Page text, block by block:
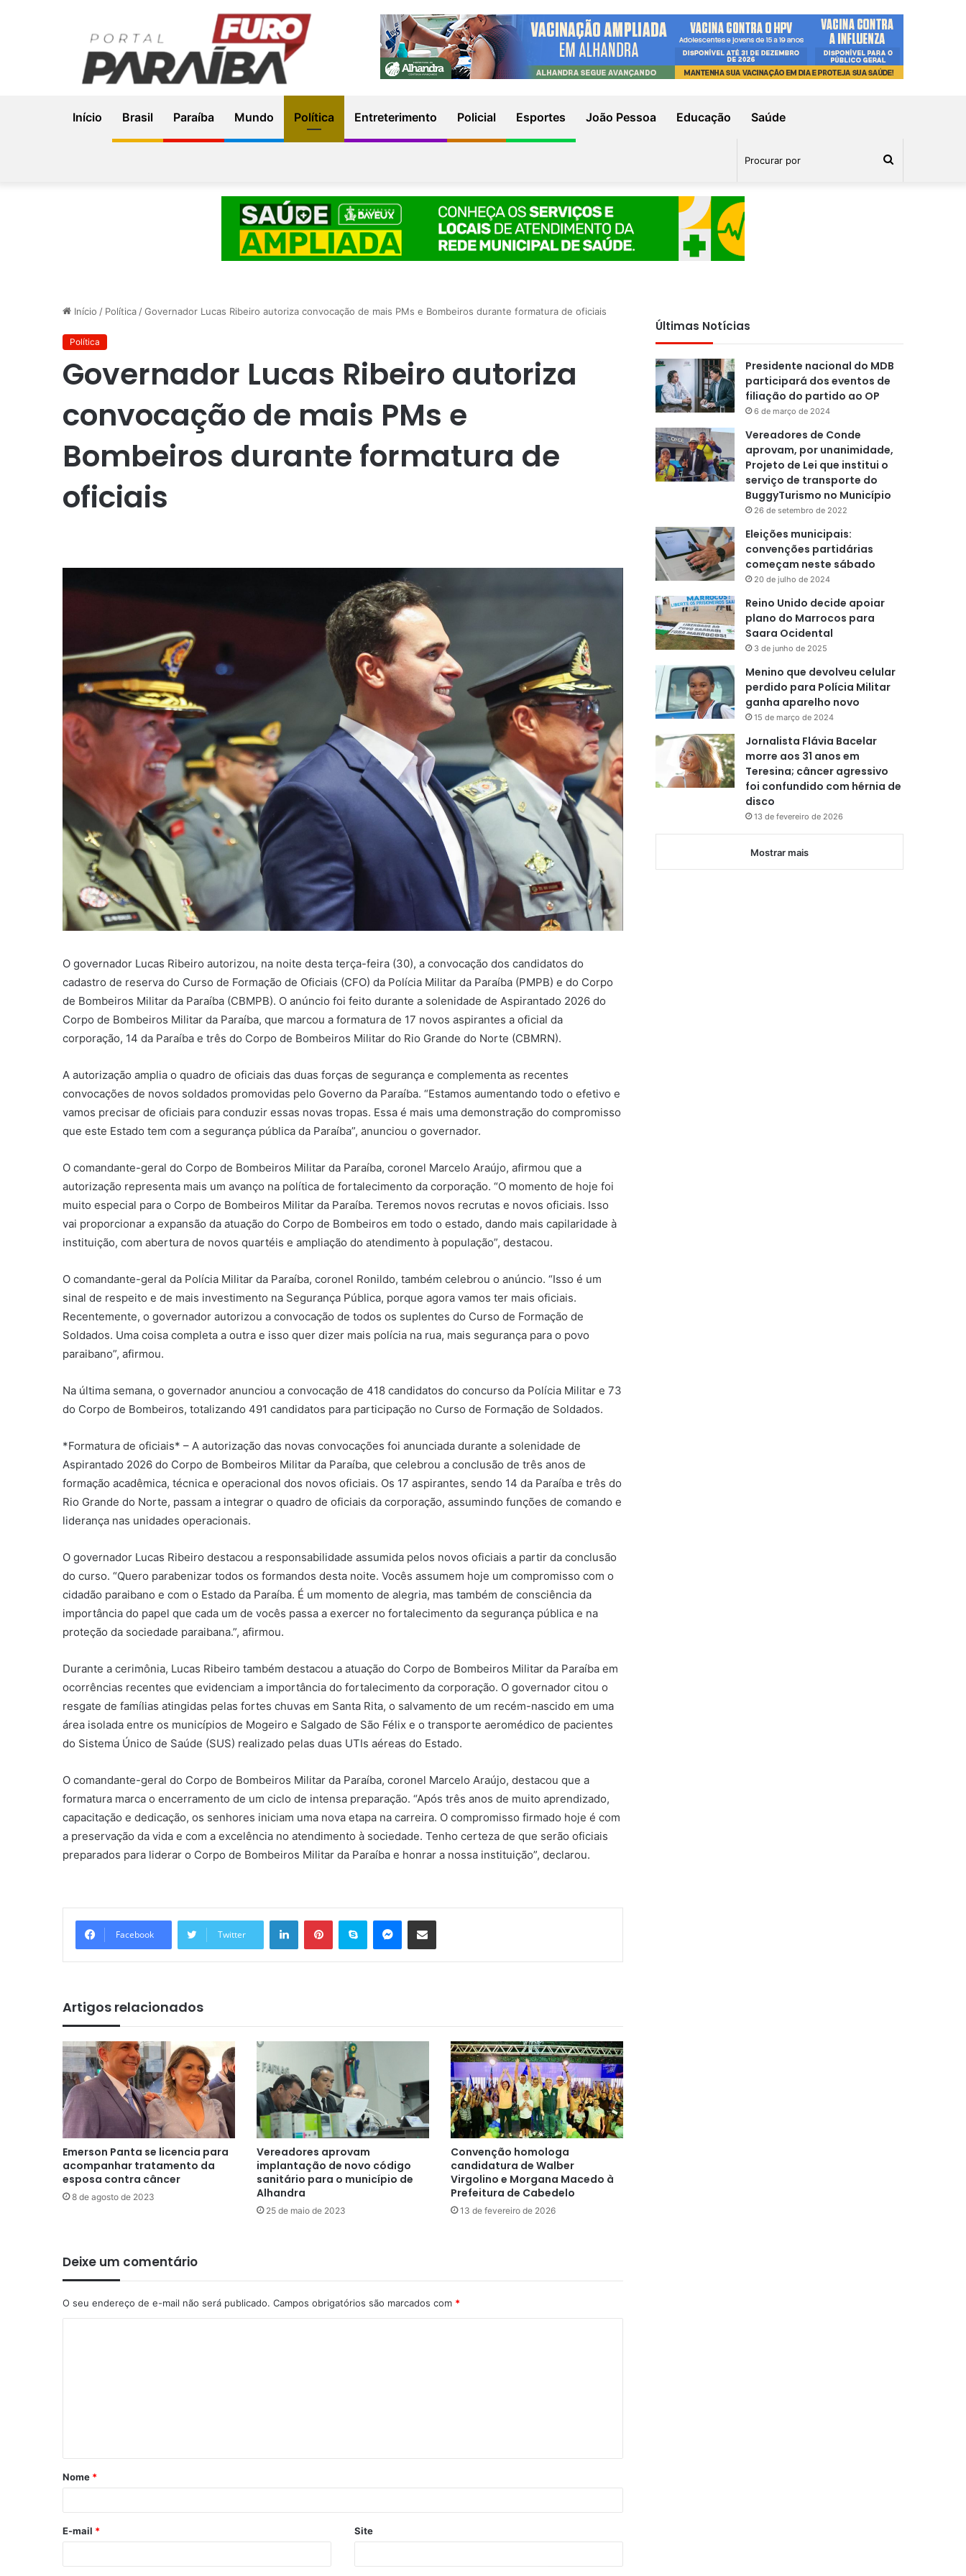
Início Brasil Paraíba Mundo Política Entreterimento Policial Esportes João Pessoa Educação Saúde
Início / Política /Governador Lucas Ribeiro autoriza convocação de mais PMs e Bombeiros durante formatura de oficiais
Política
Governador Lucas Ribeiro autoriza
convocação de mais PMs e
Bombeiros durante formatura de
oficiais
O governador Lucas Ribeiro autorizou, na noite desta terça-feira (30), a convocação dos candidatos do
cadastro de reserva do Curso de Formação de Oficiais (CFO) da Polícia Militar da Paraíba (PMPB) e do Corpo
de Bombeiros Militar da Paraíba (CBMPB). O anúncio foi feito durante a solenidade de Aspirantado 2026 do
Corpo de Bombeiros Militar da Paraíba, que marcou a formatura de 17 novos aspirantes a oficial da
corporação, 14 da Paraíba e três do Corpo de Bombeiros Militar do Rio Grande do Norte (CBMRN).
A autorização amplia o quadro de oficiais das duas forças de segurança e complementa as recentes
convocações de novos soldados promovidas pelo Governo da Paraíba. “Estamos aumentando todo o efetivo e
vamos precisar de oficiais para conduzir essas novas tropas. Essa é mais uma demonstração do compromisso
que este Estado tem com a segurança pública da Paraíba”, anunciou o governador.
O comandante-geral do Corpo de Bombeiros Militar da Paraíba, coronel Marcelo Araújo, afirmou que a
autorização representa mais um avanço na política de fortalecimento da corporação. “O momento de hoje foi
muito especial para o Corpo de Bombeiros Militar da Paraíba. Teremos novos recrutas e novos oficiais. Isso
vai proporcionar a expansão da atuação do Corpo de Bombeiros em todo o estado, dando mais capilaridade à
instituição, com abertura de novos quartéis e ampliação do atendimento à população”, destacou.
O comandante-geral da Polícia Militar da Paraíba, coronel Ronildo, também celebrou o anúncio. “Isso é um
sinal de respeito e de mais investimento na Segurança Pública, porque agora vamos ter mais oficiais.
Recentemente, o governador autorizou a convocação de todos os suplentes do Curso de Formação de
Soldados. Uma coisa completa a outra e isso quer dizer mais polícia na rua, mais segurança para o povo
paraibano”, afirmou.
Na última semana, o governador anunciou a convocação de 418 candidatos do concurso da Polícia Militar e 73
do Corpo de Bombeiros, totalizando 491 candidatos para participação no Curso de Formação de Soldados.
*Formatura de oficiais* – A autorização das novas convocações foi anunciada durante a solenidade de
Aspirantado 2026 do Corpo de Bombeiros Militar da Paraíba, que celebrou a conclusão de três anos de
formação acadêmica, técnica e operacional dos novos oficiais. Os 17 aspirantes, sendo 14 da Paraíba e três do
Rio Grande do Norte, passam a integrar o quadro de oficiais da corporação, assumindo funções de comando e
liderança nas unidades operacionais.
O governador Lucas Ribeiro destacou a responsabilidade assumida pelos novos oficiais a partir da conclusão
do curso. “Quero parabenizar todos os formandos desta noite. Vocês assumem hoje um compromisso com o
cidadão paraibano e com o Estado da Paraíba. É um momento de alegria, mas também de consciência da
importância do papel que cada um de vocês passa a exercer no fortalecimento da segurança pública e na
proteção da sociedade paraibana.”, afirmou.
Durante a cerimônia, Lucas Ribeiro também destacou a atuação do Corpo de Bombeiros Militar da Paraíba em
ocorrências recentes que evidenciam a importância do fortalecimento da corporação. O governador citou o
resgate de famílias atingidas pelas fortes chuvas em Santa Rita, o salvamento de um recém-nascido em uma
área isolada entre os municípios de Mogeiro e Salgado de São Félix e o transporte aeromédico de pacientes
do Sistema Único de Saúde (SUS) realizado pelas duas UTIs aéreas do Estado.
O comandante-geral do Corpo de Bombeiros Militar da Paraíba, coronel Marcelo Araújo, destacou que a
formatura marca o encerramento de um ciclo de intensa preparação. “Após três anos de muito aprendizado,
capacitação e dedicação, os senhores iniciam uma nova etapa na carreira. O compromisso firmado hoje é com
a preservação da vida e com a excelência no atendimento à sociedade. Tenho certeza de que serão oficiais
preparados para liderar o Corpo de Bombeiros Militar da Paraíba e honrar a nossa instituição”, declarou.
Facebook Twitter
Artigos relacionados
Emerson Panta se licencia para
acompanhar tratamento da
esposa contra câncer
8 de agosto de 2023
Vereadores aprovam
implantação de novo código
sanitário para o município de
Alhandra
25 de maio de 2023
Convenção homologa
candidatura de Walber
Virgolino e Morgana Macedo à
Prefeitura de Cabedelo
13 de fevereiro de 2026
Deixe um comentário
O seu endereço de e-mail não será publicado. Campos obrigatórios são marcados com *
á
r
*
Nome *
E-mail * Site
Últimas Notícias
Presidente nacional do MDB
participará dos eventos de
filiação do partido ao OP
6 de março de 2024
Vereadores de Conde
aprovam, por unanimidade,
Projeto de Lei que institui o
serviço de transporte do
BuggyTurismo no Município
26 de setembro de 2022
Eleições municipais:
convenções partidárias
começam neste sábado
20 de julho de 2024
Reino Unido decide apoiar
plano do Marrocos para
Saara Ocidental
3 de junho de 2025
Menino que devolveu celular
perdido para Polícia Militar
ganha aparelho novo
15 de março de 2024
Jornalista Flávia Bacelar
morre aos 31 anos em
Teresina; câncer agressivo
foi confundido com hérnia de
disco
13 de fevereiro de 2026
Mostrar mais